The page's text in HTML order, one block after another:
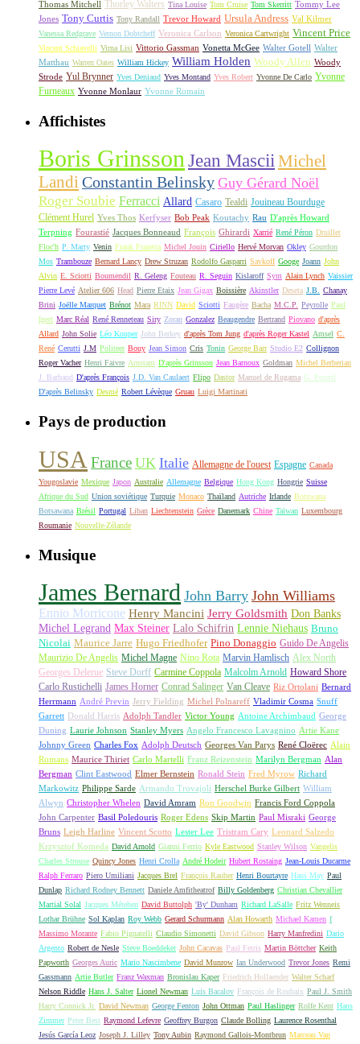
Thomas Mitchell Thorley Walters Tina Louise Tom Cruise Tom Skerritt Tommy Lee
Jones Tony Curtis Tony Randall Trevor Howard Ursula Andress Val Kilmer
Vanessa Redgrave Vernon Dobtcheff Veronica Carlson Veronica Cartwright Vincent Price
Vincent Schiavelli Virna Lisi Vittorio Gassman Vonetta McGee Walter Gotell Walter
Matthau Warren Oates William Hickey William Holden Woody Allen Woody
Strode Yul Brynner Yves Deniaud Yves Montand Yves Robert Yvonne De Carlo Yvonne
Furneaux Yvonne Monlaur Yvonne Romain
Affichistes
Boris Grinsson Jean MasciiMichel
LandiConstantin Belinsky Guy Gérard Noël
Roger Soubie Ferracci Allard Casaro Tealdi Jouineau Bourduge
Clément Hurel Yves Thos Kerfyser Bob Peak Koutachy Rau D'après Howard
Terpning Fourastié Jacques Bonneaud François Ghirardi Xarrié René Péron Druillet
Floc'h P. Marty Venin Frank Frazetta Michel Jouin Ciriello Hervé Morvan Okley Gourdon
Mos Trambouze Bernard Lancy Drew Struzan Rodolfo Gasparri Savkoff Googe Joann John
Alvin E. Sciotti Boumendil R. Geleng Fouteau R. Seguin Kislaroff Sym Alain Lynch Vaissier
Pierre Levé Atelier 606 Head Pierre Etaix Jean Gigax Boissière Akinstler Deseta J.B. Chanay
Brini Joëlle Marquet Brénot Mara RINN David Sciotti Faugère Bacha M.C.P. Peyrolle Paul
Igert Marc Réal René Renneteau Siry Zoran Gonzalez Beaugendre Bertrand Piovano d'après
Allard John Solie Léo Kouper John Berkey d'après Tom Jung d'après Roger Kastel Amsel C.
René Cerutti J.M Politeer Bouy Jean Simon Cris Tonin George Barr Studio E2 Collignon
Roger Vacher Henri Faivre Arnstam D'après Grinsson Jean Barnoux Goldman Michel Berberian
J. Barbaud D'après François J.D. Van Caulaert Flipo Dastor Manuel de Rugama G. Pezeril
D'après Belinsky Desmé Robert Lévèque Gruau Luigi Martinati
Pays de production
USA France UK Italie Allemagne de l'ouest Espagne Canada
Yougoslavie Mexique Japon Australie Allemagne Belgique Hong Kong Hongrie Suisse
Afrique du Sud Union soviétique Turquie Monaco Thaïland Autriche Irlande Botswana
Botsawana Brésil Portugal Liban Liechtenstein Grèce Danemark Chine Taïwan Luxembourg
Roumanie Nouvelle-Zélande
Musique
James Bernard John Barry John Williams
Ennio Morricone Henry Mancini Jerry Goldsmith Don Banks
Michel Legrand Max Steiner Lalo Schifrin Lennie Niehaus Bruno
Nicolai Maurice Jarre Hugo Friedhofer Pino Donaggio Guido De Angelis
Maurizio De Angelis Michel Magne Nino Rota Marvin Hamlisch Alex North
Georges Delerue Steve Dorff Carmine Coppola Malcolm Arnold
Howard Shore
Carlo Rustichelli James Horner Conrad Salinger Van Cleave Riz Ortolani Bernard
Herrmann André Previn Jerry Fielding Michel Polnareff Vladimir Cosma Snuff
Garrett Donald Harris Adolph Tandler Victor Young Antoine Archimbaud George
Duning Laurie Johnson Stanley Myers Angelo Francesco Lavagnino Artie Kane
Johnny Green Charles Fox Adolph Deutsch Georges Van Parys René Cloërec Alain
Romans Maurice Thiriet Carlo Martelli Franz Reizenstein Marilyn Bergman Alan
Bergman Clint Eastwood Elmer Bernstein Ronald Stein Fred Myrow Richard
Markowitz Philippe Sarde Armando Trovajoli Herschel Burke Gilbert William
Alwyn Christopher Whelen David Amram Ron Goodwin Francis Ford Coppola
John Carpenter Basil Poledouris Roger Edens Skip Martin Paul Misraki George
Bruns Leigh Harline Vincent Scotto Lester Lee Tristram Cary Leonard Salzedo
Krzysztof Komeda David Arnold Gianni Ferrio Kyle Eastwood Stanley Wilson Vangelis
Charles Strouse Quincy Jones Henri Crolla André Hodeir Hubert Rostaing Jean-Louis Ducarme
Ralph Ferraro Piero Umiliani Jacques Brel François Rauber Henri Bourtayre Hans May Paul
Dunlap Richard Rodney Bennett Daniele Amfitheatrof Billy Goldenberg Christian Chevallier
Martial Solal Jacques Métehen David Buttolph 'By' Dunham Richard LaSalle Fritz Wenneis
Lothar Brühne Sol Kaplan Roy Webb Gerard Schurmann Alan Howarth Michael Kamen f
Massimo Morante Fabio Pignatelli Claudio Simonetti David Gibson Harry Manfredini Dario
Argento Robert de Nesle Steve Boeddeker John Cacavas Paul Ferris Martin Böttcher Keith
Papworth Georges Auric Mario Nascimbene David Munrow Ian Underwood Trevor Jones Remi
Gassmann Artie Butler Franz Waxman Bronislau Kaper Friedrich Hollaender Walter Scharf
Nelson Riddle Hans J. Salter Lionel Newman Luis Bacalov François de Roubaix Paul J. Smith
Harry Connick Jr. David Newman George Fenton John Ottman Paul Haslinger Rolfe Kent Hans
Zimmer Peter Best Raymond Lefevre Geoffrey Burgon Claude Bolling Laurence Rosenthal
Jesús García Leoz Joseph J. Lilley Tony Aubin Raymond Gallois-Montbrun Marceau Van